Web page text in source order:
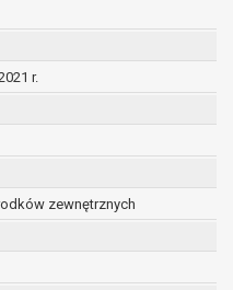
r.
zewnętrznych
przetwarzania
przetwarzane są
muszą być usunięte w
się z obowiązku
z przepisów prawa;
osobowych na
w przypadku gdy:
dane dotyczą